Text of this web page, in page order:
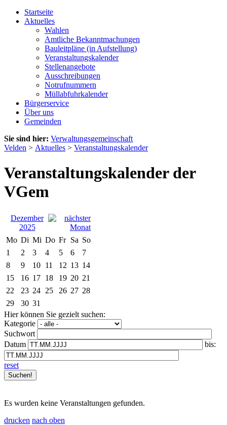
Startseite
Aktuelles
Wahlen
Amtliche Bekanntmachungen
Bauleitpläne (in Aufstellung)
Veranstaltungskalender
Stellenangebote
Ausschreibungen
Notrufnummern
Müllabfuhrkalender
Bürgerservice
Über uns
Gemeinden
Sie sind hier: Verwaltungsgemeinschaft
Velden > Aktuelles > Veranstaltungskalender
Veranstaltungskalender der
VGem
Dezember
2025
Mo Di Mi Do Fr Sa So
1
2 3 4 5 6
7
8
9 10 11 12 13 14
15
16 17 18 19 20 21
22
23 24 25 26 27 28
29
30 31
Hier können Sie gezielt suchen:
Kategorie
Suchwort
Datum
bis:
reset
Es wurden keine Veranstaltungen gefunden.
drucken nach oben